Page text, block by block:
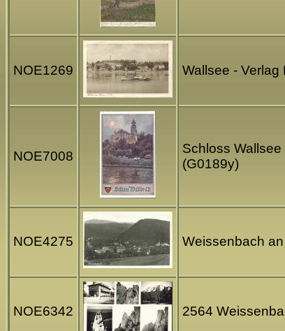
NOE1269 Wallsee - Verlag
NOE7008
Schloss
(G0189y)
NOE4275 Weissenbach
NOE6342 2564